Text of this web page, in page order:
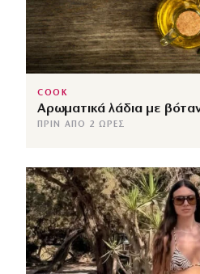
COOK
Αρωματικά λάδια με
ΠΡΙΝ ΑΠΌ 2 ΏΡΕΣ